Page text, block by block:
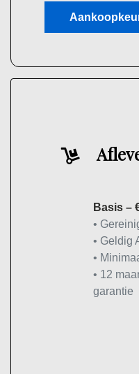
Basis –
•
• Geldig
•
• 12
garantie